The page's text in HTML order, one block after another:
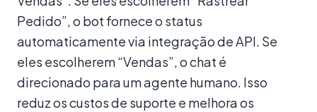
Pedido”, o bot fornece o status
automaticamente via integração de API. Se
eles escolherem “Vendas”, o chat é
direcionado para um agente humano. Isso
reduz os custos de suporte e melhora os